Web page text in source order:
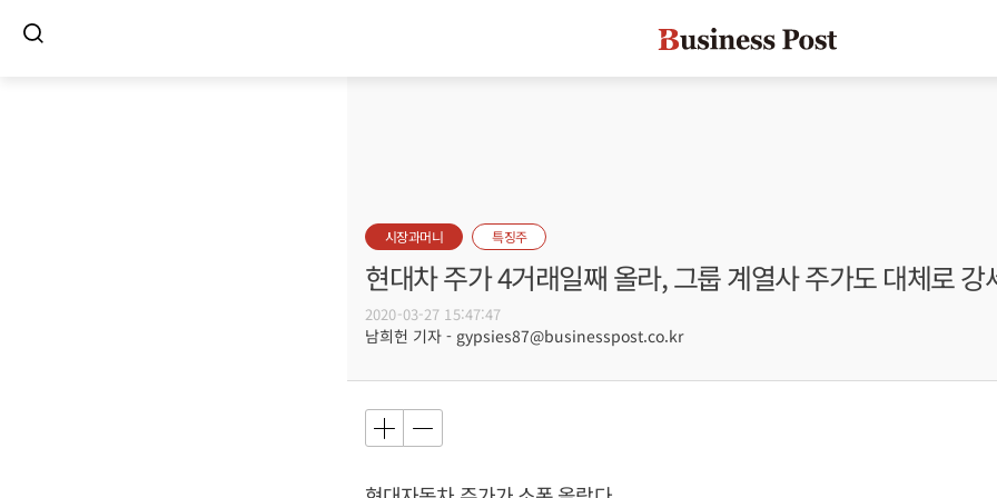
시장과머니 특징주
현대차 주가 4거래일째 올라, 그룹 계열사 주가도 대체로 강
2020-03-27 15:47:47
남희헌 기자 - gypsies87@businesspost.co.kr